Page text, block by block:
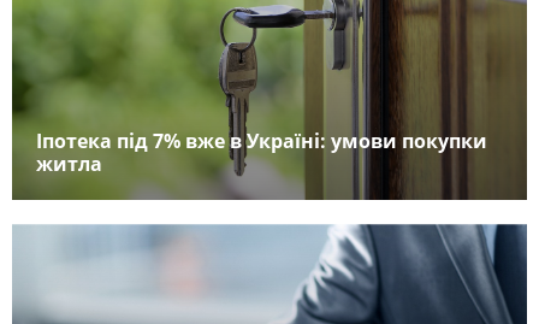
Іпотека під 7% вже в Україні: умови покупки
житла